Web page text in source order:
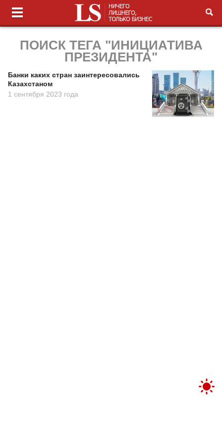
ПОИСК ТЕГА "ИНИЦИАТИВА
ПРЕЗИДЕНТА"
Банки каких стран заинтересовались
Казахстаном
1 сентября 2023 года